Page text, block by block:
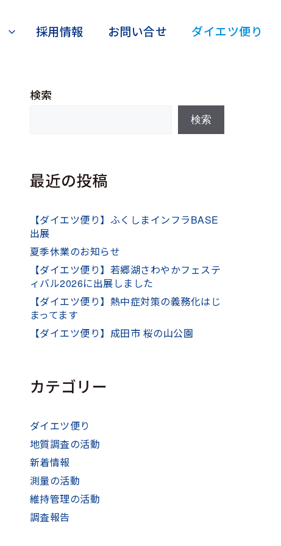
採用情報 お問い合せ ダイエツ便り
検索
検索
最近の投稿
【ダイエツ便り】ふくしまインフラBASE
出展
夏季休業のお知らせ
【ダイエツ便り】若郷湖さわやかフェステ
ィバル2026に出展しました
【ダイエツ便り】熱中症対策の義務化はじ
まってます
【ダイエツ便り】成田市 桜の山公園
カテゴリー
ダイエツ便り
地質調査の活動
新着情報
測量の活動
維持管理の活動
調査報告